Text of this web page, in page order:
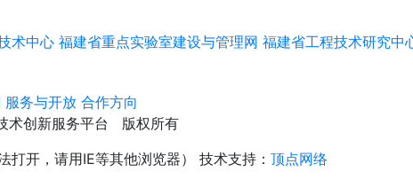
术中心 福建省重点实验室建设与管理网 福建省工程技术研究中
服务与开放 合作方向
术创新服务平台 版权所有
开，请用IE等其他浏览器）
技术支持： 顶点网络